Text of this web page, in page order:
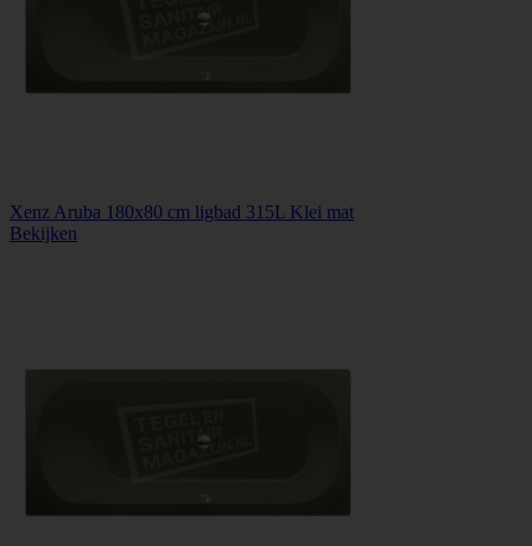
Xenz Aruba 180x80 cm ligbad 315L Klei mat
Bekijken